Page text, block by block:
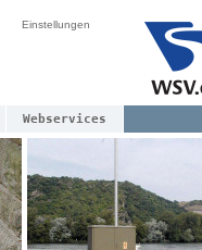
Einstellungen
Webservices